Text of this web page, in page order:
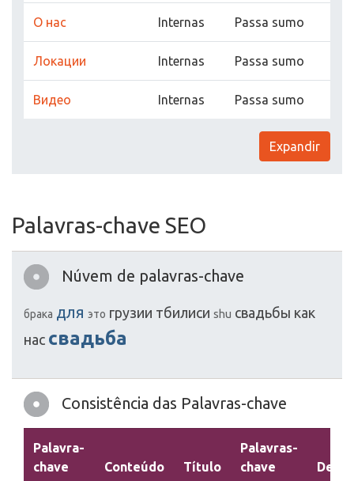
О нас Internas Passa sumo
Локации Internas Passa sumo
Видео Internas Passa sumo
Expandir
Palavras-chave SEO
Núvem de palavras-chave
брака для это грузии тбилиси shu свадьбы как
нас свадьба
Consistência das Palavras-chave
Palavra-
chave
Conteúdo Título
Palavras-
chave